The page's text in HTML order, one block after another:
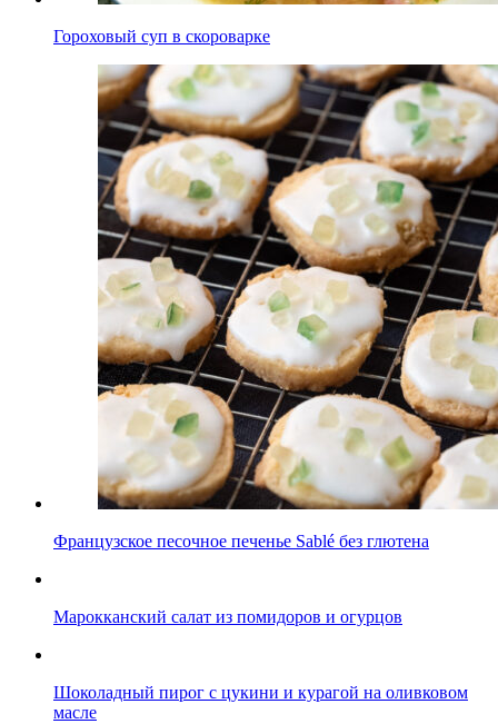
Гороховый суп в скороварке
Французское песочное печенье Sablé без глютена
Марокканский салат из помидоров и огурцов
Шоколадный пирог с цукини и курагой на оливковом
масле